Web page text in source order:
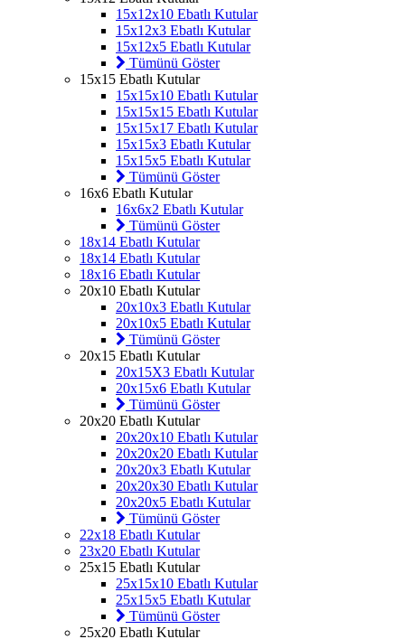
15x12x10 Ebatlı Kutular
15x12x3 Ebatlı Kutular
15x12x5 Ebatlı Kutular
Tümünü Göster
15x15 Ebatlı Kutular
15x15x10 Ebatlı Kutular
15x15x15 Ebatlı Kutular
15x15x17 Ebatlı Kutular
15x15x3 Ebatlı Kutular
15x15x5 Ebatlı Kutular
Tümünü Göster
16x6 Ebatlı Kutular
16x6x2 Ebatlı Kutular
Tümünü Göster
18x14 Ebatlı Kutular
18x14 Ebatlı Kutular
18x16 Ebatlı Kutular
20x10 Ebatlı Kutular
20x10x3 Ebatlı Kutular
20x10x5 Ebatlı Kutular
Tümünü Göster
20x15 Ebatlı Kutular
20x15X3 Ebatlı Kutular
20x15x6 Ebatlı Kutular
Tümünü Göster
20x20 Ebatlı Kutular
20x20x10 Ebatlı Kutular
20x20x20 Ebatlı Kutular
20x20x3 Ebatlı Kutular
20x20x30 Ebatlı Kutular
20x20x5 Ebatlı Kutular
Tümünü Göster
22x18 Ebatlı Kutular
23x20 Ebatlı Kutular
25x15 Ebatlı Kutular
25x15x10 Ebatlı Kutular
25x15x5 Ebatlı Kutular
Tümünü Göster
25x20 Ebatlı Kutular